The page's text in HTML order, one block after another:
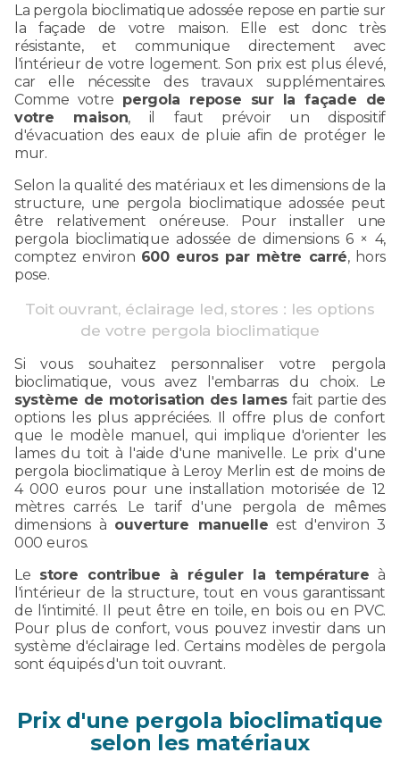
La pergola bioclimatique adossée repose en partie sur
la façade de votre maison. Elle est donc très
résistante, et communique directement avec
l'intérieur de votre logement. Son prix est plus élevé,
car elle nécessite des travaux supplémentaires.
Comme votre pergola repose sur la façade de
votre maison, il faut prévoir un dispositif
d'évacuation des eaux de pluie afin de protéger le
mur.
Selon la qualité des matériaux et les dimensions de la
structure, une pergola bioclimatique adossée peut
être relativement onéreuse. Pour installer une
pergola bioclimatique adossée de dimensions 6 × 4,
comptez environ 600 euros par mètre carré, hors
pose.
Toit ouvrant, éclairage led, stores : les options
de votre pergola bioclimatique
Si vous souhaitez personnaliser votre pergola
bioclimatique, vous avez l'embarras du choix. Le
système de motorisation des lamesfait partie des
options les plus appréciées. Il offre plus de confort
que le modèle manuel, qui implique d'orienter les
lames du toit à l'aide d'une manivelle. Le prix d'une
pergola bioclimatique à Leroy Merlin est de moins de
4 000 euros pour une installation motorisée de 12
mètres carrés. Le tarif d'une pergola de mêmes
dimensions à ouverture manuelle est d'environ 3
000 euros.
Le store contribue à réguler la température à
l'intérieur de la structure, tout en vous garantissant
de l'intimité. Il peut être en toile, en bois ou en PVC.
Pour plus de confort, vous pouvez investir dans un
système d'éclairage led. Certains modèles de pergola
sont équipés d'un toit ouvrant.
Prix d'une pergola bioclimatique
selon les matériaux